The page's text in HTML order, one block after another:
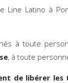
Line Latino à
à toute
, à toute
de libérer les